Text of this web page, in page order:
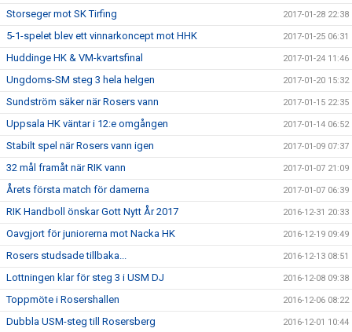
Storseger mot SK Tirfing 2017-01-28 22:38
5-1-spelet blev ett vinnarkoncept mot HHK 2017-01-25 06:31
Huddinge HK & VM-kvartsfinal 2017-01-24 11:46
Ungdoms-SM steg 3 hela helgen 2017-01-20 15:32
Sundström säker när Rosers vann 2017-01-15 22:35
Uppsala HK väntar i 12:e omgången 2017-01-14 06:52
Stabilt spel när Rosers vann igen 2017-01-09 07:37
32 mål framåt när RIK vann 2017-01-07 21:09
Årets första match för damerna 2017-01-07 06:39
RIK Handboll önskar Gott Nytt År 2017 2016-12-31 20:33
Oavgjort för juniorerna mot Nacka HK 2016-12-19 09:49
Rosers studsade tillbaka... 2016-12-13 08:51
Lottningen klar för steg 3 i USM DJ 2016-12-08 09:38
Toppmöte i Rosershallen 2016-12-06 08:22
Dubbla USM-steg till Rosersberg 2016-12-01 10:44